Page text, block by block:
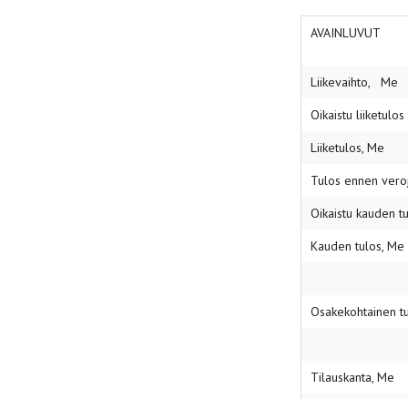
AVAINLUVUT
Liikevaihto, Me
Oikaistu
Liiketulos, Me
Tulos ennen
Oikaistu kauden
Kauden tulos, Me
Osakekohtainen
Tilauskanta, Me